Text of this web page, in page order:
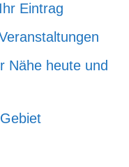
Eintrag
Nähe heute und